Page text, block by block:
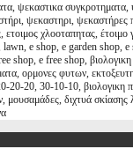
ψεκαστικα συγκροτηματα,
ψεκαστηρι, ψεκαστήρες
ετοιμος χλοοταπητας, έτοιμο
lawn, e shop, e garden shop,
shop, e free shop, βιολογικη
ορμονες φυτων,
20-20, 30-10-10, βιολογικη
μουσαμάδες, διχτυά